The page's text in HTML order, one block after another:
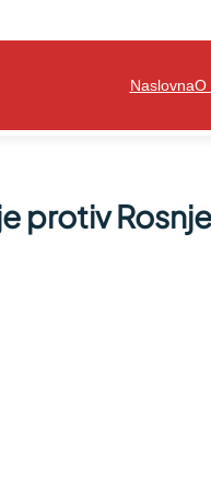
NaslovnaO
protiv